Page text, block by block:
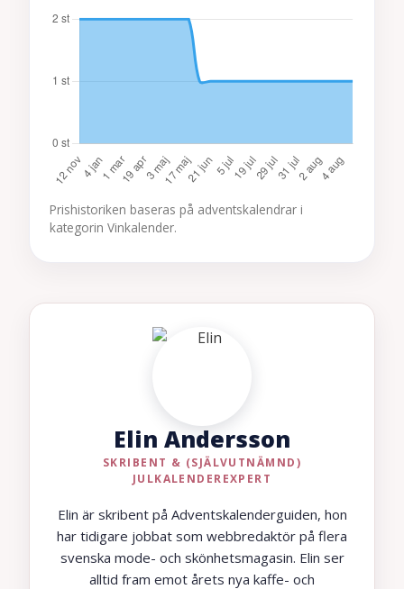
Prishistoriken baseras på adventskalendrar i
kategorin Vinkalender.
Elin Andersson
SKRIBENT & (SJÄLVUTNÄMND)
JULKALENDEREXPERT
Elin är skribent på Adventskalenderguiden, hon
har tidigare jobbat som webbredaktör på flera
svenska mode- och skönhetsmagasin. Elin ser
alltid fram emot årets nya kaffe- och